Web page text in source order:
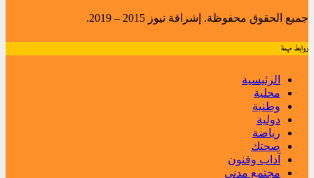
جميع الحقوق محفوظة. إشراقة نيوز 2015 – 2019.
روابط مهمة
الرئيسية
محلية
وطنية
دولية
رياضة
صحتك
آداب وفنون
مجتمع مدني